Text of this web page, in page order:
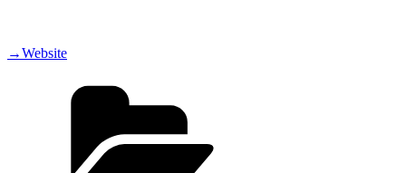
→Website